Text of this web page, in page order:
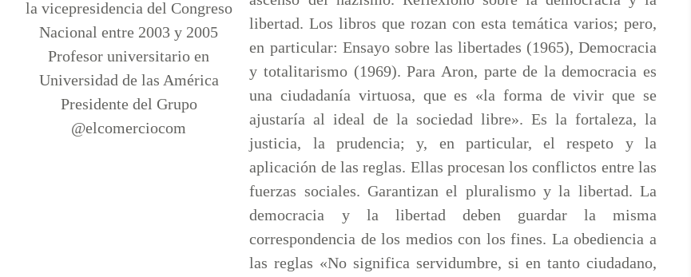
la vicepresidencia del Congreso
Nacional entre 2003 y 2005
Profesor universitario en
Universidad de las América
Presidente del Grupo
@elcomerciocom
libertad. Los libros que rozan con esta temática varios; pero,
en particular: Ensayo sobre las libertades (1965), Democracia
y totalitarismo (1969). Para Aron, parte de la democracia es
una ciudadanía virtuosa, que es «la forma de vivir que se
ajustaría al ideal de la sociedad libre». Es la fortaleza, la
justicia, la prudencia; y, en particular, el respeto y la
aplicación de las reglas. Ellas procesan los conflictos entre las
fuerzas sociales. Garantizan el pluralismo y la libertad. La
democracia y la libertad deben guardar la misma
correspondencia de los medios con los fines. La obediencia a
las reglas «No significa servidumbre, si en tanto ciudadano,